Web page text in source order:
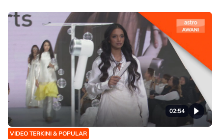
02:54
VIDEO TERKINI & POPULAR